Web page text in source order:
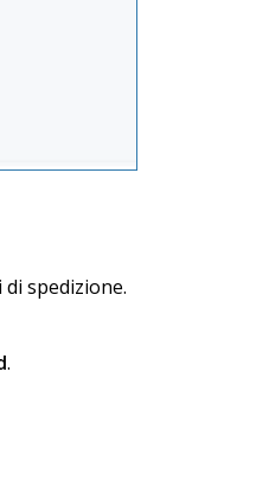
spedizione.
.